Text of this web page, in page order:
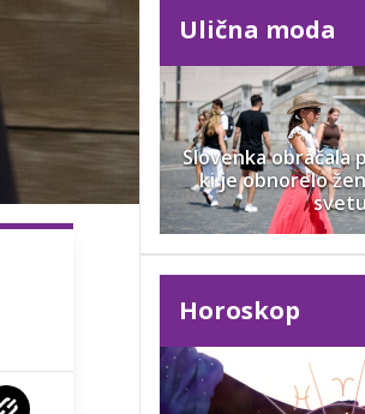
Ulična moda
Slovenka obračala
ki je obnorelo
Horoskop